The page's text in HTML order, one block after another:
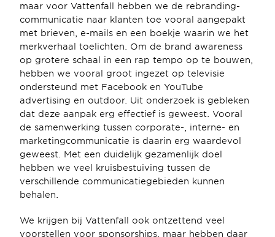
maar voor Vattenfall hebben we de rebranding-
communicatie naar klanten toe vooral aangepakt
met brieven, e-mails en een boekje waarin we het
merkverhaal toelichten. Om de brand awareness
op grotere schaal in een rap tempo op te bouwen,
hebben we vooral groot ingezet op televisie
ondersteund met Facebook en YouTube
advertising en outdoor. Uit onderzoek is gebleken
dat deze aanpak erg effectief is geweest. Vooral
de samenwerking tussen corporate-, interne- en
marketingcommunicatie is daarin erg waardevol
geweest. Met een duidelijk gezamenlijk doel
hebben we veel kruisbestuiving tussen de
verschillende communicatiegebieden kunnen
behalen.
We krijgen bij Vattenfall ook ontzettend veel
voorstellen voor sponsorships, maar hebben daar